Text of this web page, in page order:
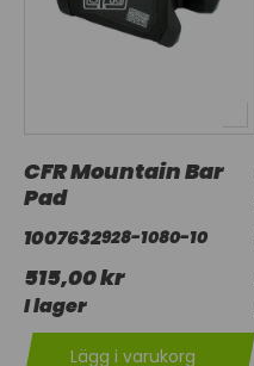
CFR Mountain Bar
Pad
1007632928-1080-10
515,00 kr
I lager
Lägg i varukorg